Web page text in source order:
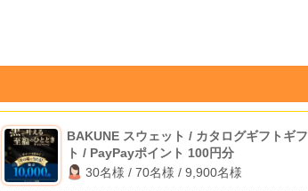
BAKUNE スウェット / カタログギフトギフ
ト / PayPayポイント 100円分
30名様 / 70名様 / 9,900名様